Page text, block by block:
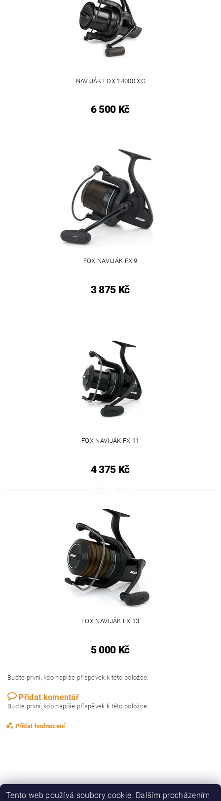
NAVIJÁK FOX 14000 XC
6 500 Kč
FOX NAVIJÁK FX 9
3 875 Kč
FOX NAVIJÁK FX 11
4 375 Kč
FOX NAVIJÁK FX 13
5 000 Kč
Buďte první, kdo napíše příspěvek k této položce.
Přidat komentář
Buďte první, kdo napíše příspěvek k této položce.
Přidat hodnocení
Tento web používá soubory cookie. Dalším procházením